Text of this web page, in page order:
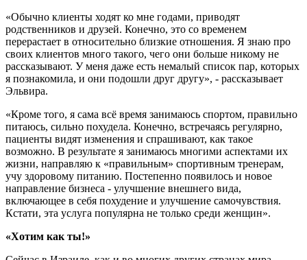
«Обычно клиенты ходят ко мне годами, приводят
родственников и друзей. Конечно, это со временем
перерастает в относительно близкие отношения. Я знаю про
своих клиентов много такого, чего они больше никому не
рассказывают. У меня даже есть немалый список пар, которых
я познакомила, и они подошли друг другу», - рассказывает
Эльвира.
«Кроме того, я сама всё время занимаюсь спортом, правильно
питаюсь, сильно похудела. Конечно, встречаясь регулярно,
пациенты видят изменения и спрашивают, как такое
возможно. В результате я занимаюсь многими аспектами их
жизни, направляю к «правильным» спортивным тренерам,
учу здоровому питанию. Постепенно появилось и новое
направление бизнеса - улучшение внешнего вида,
включающее в себя похудение и улучшение самочувствия.
Кстати, эта услуга популярна не только среди женщин».
«Хотим как ты!»